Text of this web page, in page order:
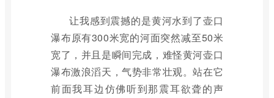
让我感到震撼的是黄河水到了壶口
瀑布原有300米宽的河面突然减至50米
宽了，并且是瞬间完成，难怪黄河壶口
瀑布激浪滔天，气势非常壮观。站在它
前面我耳边仿佛听到那震耳欲聋的声